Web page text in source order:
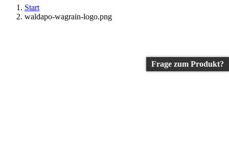
Start
waldapo-wagrain-logo.png
Frage zum Produkt?